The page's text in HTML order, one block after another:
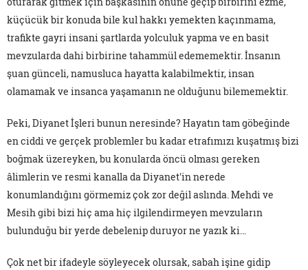
küçücük bir konuda bile kul hakkı yemekten kaçınmama,
trafikte gayri insani şartlarda yolculuk yapma ve en basit
mevzularda dahi birbirine tahammül edememektir. İnsanın
şuan günceli, namusluca hayatta kalabilmektir, insan
olamamak ve insanca yaşamanın ne olduğunu bilememektir.
Peki, Diyanet İşleri bunun neresinde? Hayatın tam göbeğinde
en ciddi ve gerçek problemler bu kadar etrafımızı kuşatmış bizi
boğmak üzereyken, bu konularda öncü olması gereken
âlimlerin ve resmi kanalla da Diyanet'in nerede
konumlandığını görmemiz çok zor değil aslında. Mehdi ve
Mesih gibi bizi hiç ama hiç ilgilendirmeyen mevzuların
bulunduğu bir yerde debelenip duruyor ne yazık ki…
Çok net bir ifadeyle söyleyecek olursak, sabah işine gidip